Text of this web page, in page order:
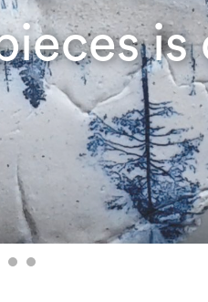
is